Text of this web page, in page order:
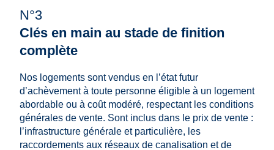
N°3
Clés en main au stade de finition
complète
Nos logements sont vendus en l’état futur
d’achèvement à toute personne éligible à un logement
abordable ou à coût modéré, respectant les conditions
générales de vente. Sont inclus dans le prix de vente :
l’infrastructure générale et particulière, les
raccordements aux réseaux de canalisation et de